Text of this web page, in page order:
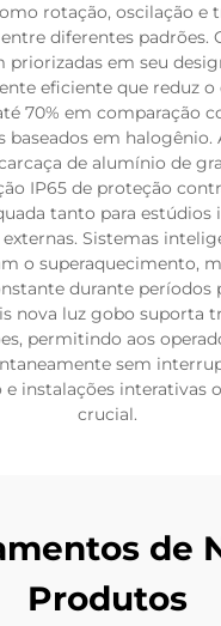
rotação, oscilação e
diferentes padrões.
priorizadas em seu
eficiente que reduz o
70% em comparação
baseados em halogênio.
de alumínio de
IP65 de proteção
tanto para estúdios
Sistemas
o superaquecimento,
durante períodos
nova luz gobo suporta
permitindo aos
sem
e instalações interativas
crucial.
de
Produtos